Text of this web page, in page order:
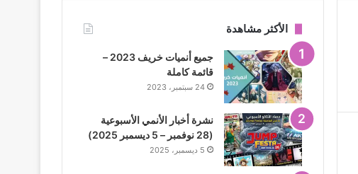
الأكثر مشاهدة
جميع أنميات خريف 2023 –
قائمة كاملة
24 سبتمبر، 2023
نشرة أخبار الأنمي الأسبوعية
(28 نوفمبر – 5 ديسمبر 2025)
5 ديسمبر، 2025